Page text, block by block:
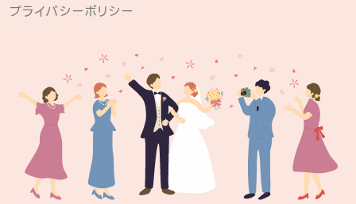
プライバシーポリシー